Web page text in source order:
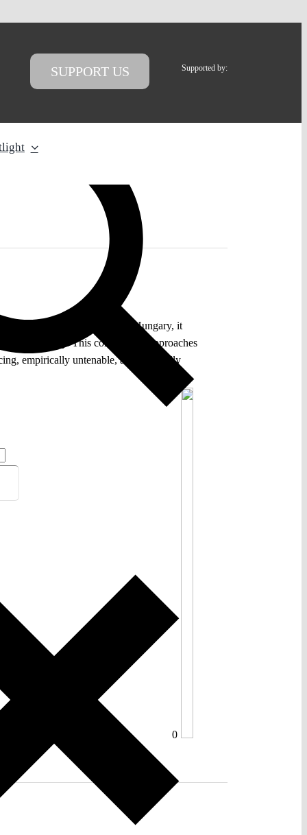
SUPPORT US Supported by:
judgment in Commission v Hungary, it
society. This contribution approaches
empirically untenable, and politically
0